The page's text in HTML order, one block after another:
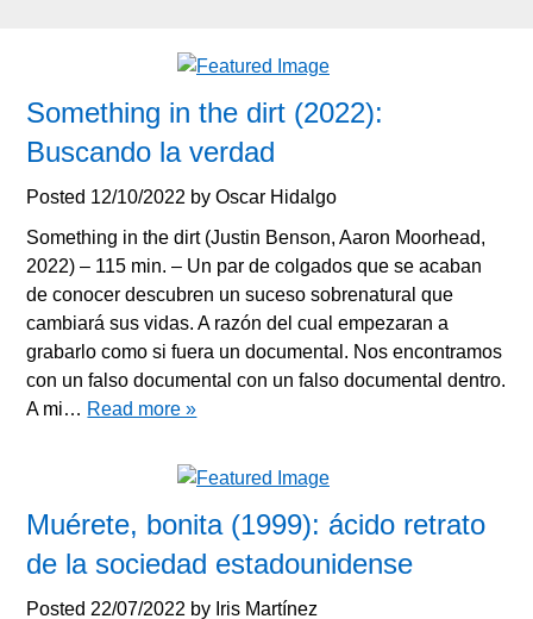
Something in the dirt (2022):
Buscando la verdad
Posted 12/10/2022 byOscar Hidalgo
Something in the dirt (Justin Benson, Aaron Moorhead,
2022) – 115 min. – Un par de colgados que se acaban
de conocer descubren un suceso sobrenatural que
cambiará sus vidas. A razón del cual empezaran a
grabarlo como si fuera un documental. Nos encontramos
con un falso documental con un falso documental dentro.
A mi… Read more »
Muérete, bonita (1999): ácido retrato
de la sociedad estadounidense
Posted 22/07/2022 by Iris Martínez